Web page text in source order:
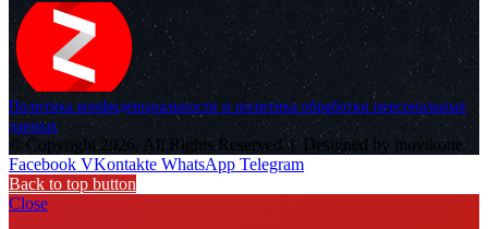
Политика конфиденциальности и политика обработки персональных
данных
© Copyright 2026, All Rights Reserved | Designed by muvikone
Facebook VKontakte WhatsApp Telegram
Back to top button
Close